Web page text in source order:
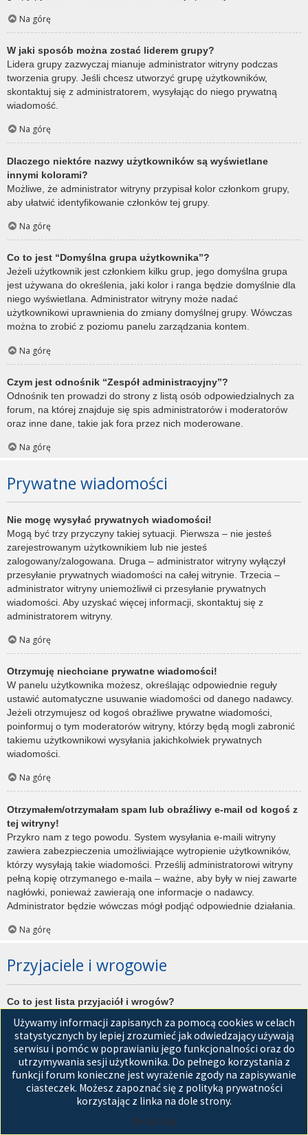
Na górę
W jaki sposób można zostać liderem grupy?
Lidera grupy zazwyczaj mianuje administrator witryny podczas
tworzenia grupy. Jeśli chcesz utworzyć grupę użytkowników,
skontaktuj się z administratorem, wysyłając do niego prywatną
wiadomość.
Na górę
Dlaczego niektóre nazwy użytkowników są wyświetlane
innymi kolorami?
Możliwe, że administrator witryny przypisał kolor członkom grupy,
aby ułatwić identyfikowanie członków tej grupy.
Na górę
Co to jest “Domyślna grupa użytkownika”?
Jeżeli użytkownik jest członkiem kilku grup, jego domyślna grupa
jest używana do określenia, jaki kolor i ranga będzie domyślnie dla
niego wyświetlana. Administrator witryny może nadać
użytkownikowi uprawnienia do zmiany domyślnej grupy. Wówczas
można to zrobić z poziomu panelu zarządzania kontem.
Na górę
Czym jest odnośnik “Zespół administracyjny”?
Odnośnik ten prowadzi do strony z listą osób odpowiedzialnych za
forum, na której znajduje się spis administratorów i moderatorów
oraz inne dane, takie jak fora przez nich moderowane.
Na górę
Prywatne wiadomości
Nie mogę wysyłać prywatnych wiadomości!
Mogą być trzy przyczyny takiej sytuacji. Pierwsza – nie jesteś
zarejestrowanym użytkownikiem lub nie jesteś
zalogowany/zalogowana. Druga – administrator witryny wyłączył
przesyłanie prywatnych wiadomości na całej witrynie. Trzecia –
administrator witryny uniemożliwił ci przesyłanie prywatnych
wiadomości. Aby uzyskać więcej informacji, skontaktuj się z
administratorem witryny.
Na górę
Otrzymuję niechciane prywatne wiadomości!
W panelu użytkownika możesz, określając odpowiednie reguły
ustawić automatyczne usuwanie wiadomości od danego nadawcy.
Jeżeli otrzymujesz od kogoś obraźliwe prywatne wiadomości,
poinformuj o tym moderatorów witryny, którzy będą mogli zabronić
takiemu użytkownikowi wysyłania jakichkolwiek prywatnych
wiadomości.
Na górę
Otrzymałem/otrzymałam spam lub obraźliwy e-mail od kogoś z
tej witryny!
Przykro nam z tego powodu. System wysyłania e-maili witryny
zawiera zabezpieczenia umożliwiające wytropienie użytkowników,
którzy wysyłają takie wiadomości. Prześlij administratorowi witryny
pełną kopię otrzymanego e-maila – ważne, aby były w niej zawarte
nagłówki, ponieważ zawierają one informacje o nadawcy.
Administrator będzie wówczas mógł podjąć odpowiednie działania.
Na górę
Przyjaciele i wrogowie
Co to jest lista przyjaciół i wrogów?
użytkowników witryny. Użytkownicy dodani do listy przyjaciół będą
wyświetleni na karciePrzyjacieleznajdującej się w panelu
zarządzania kontem. Z tego poziomu można szybko sprawdzić ich
status, a także wysłać prywatną wiadomość. Zależnie od
używanego stylu witryny, posty tych użytkowników mogą być
wyróżniane. Jeśli użytkownik zostanie dodany do listy wrogów,
Używamy informacji zapisanych za pomocą cookies w celach
statystycznych by lepiej zrozumieć jak odwiedzający używają
serwisu i pomóc w poprawianiu jego funkcjonalności oraz do
utrzymywania sesji użytkownika. Do pełnego korzystania z
funkcji forum konieczne jest wyrażenie zgody na zapisywanie
ciasteczek. Możesz zapoznać się z polityką prywatności
korzystając z linka na dole strony.
Akceptuję